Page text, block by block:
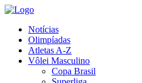
Notícias
Olimpíadas
Atletas A-Z
Vôlei Masculino
Copa Brasil